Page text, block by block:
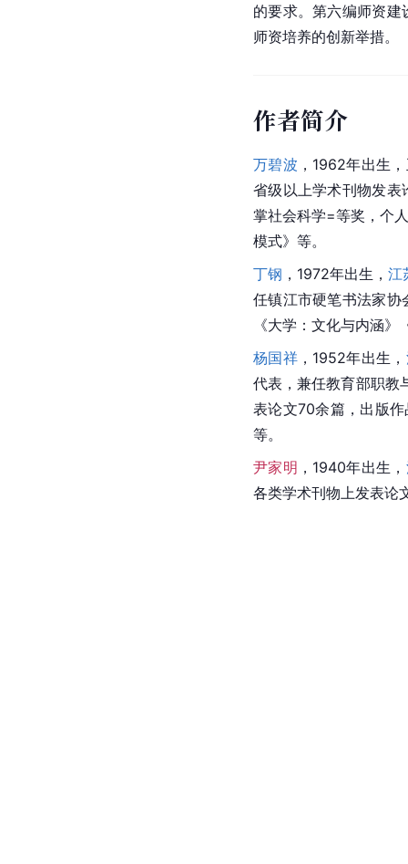
的要求。第六编师资
师资培养的创新举措。
作者简介
万碧波 ，1962年出生
省级以上学术刊物发
掌社会科学=等奖，个
模式》等。
丁钢 ，1972年出生， 江
任镇江市硬笔书法家
《大学：文化与内涵
杨国祥，1952年出生，
代表，兼任教育部职教
表论文70余篇，出版
等。
尹家明 ，1940年出生，
各类学术刊物上发表论